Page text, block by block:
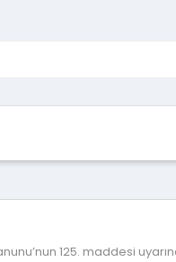
125. maddesi